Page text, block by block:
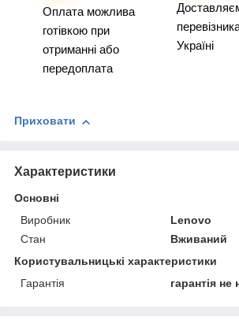
Оплата можлива
готівкою при
отриманні або
передоплата
Україні
Приховати
Характеристики
Основні
Виробник
Lenovo
Стан
Вживаний
Користувальницькі характеристики
Гарантія
гарантія не